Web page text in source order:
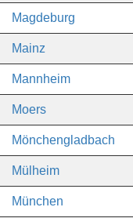
Magdeburg
Mainz
Mannheim
Moers
Mönchengladbach
Mülheim
München